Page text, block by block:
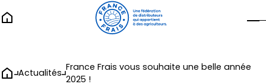
Actualités
France Frais vous souhaite une belle année
2025 !